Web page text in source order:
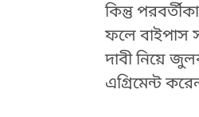
কিন্তু
ফলে বাইপাস
দাবী নিয়ে
এগ্রিমেন্ট